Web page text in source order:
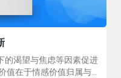
的渴望与焦虑等因素促进
值在于情感价值归属与自